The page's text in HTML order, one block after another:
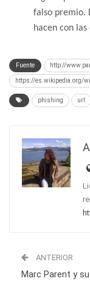
falso premio.
hacen con
Fuente http://
https://es.wikipedia.org/
phishing url
ANTERIOR
Marc Parent y